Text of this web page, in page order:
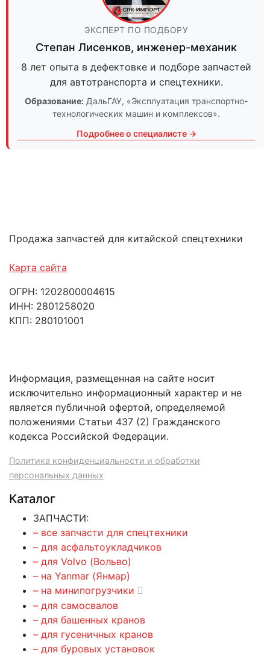
ЭКСПЕРТ ПО ПОДБОРУ
Степан Лисенков, инженер-механик
8 лет опыта в дефектовке и подборе запчастей
для автотранспорта и спецтехники.
Образование: ДальГАУ, «Эксплуатация транспортно-
технологических машин и комплексов».
Подробнее о специалисте →
Продажа запчастей для китайской спецтехники
Карта сайта
ОГРН: 1202800004615
ИНН: 2801258020
КПП: 280101001
Информация, размещенная на сайте носит
исключительно информационный характер и не
является публичной офертой, определяемой
положениями Статьи 437 (2) Гражданского
кодекса Российской Федерации.
Политика конфиденциальности и обработки
персональных данных
Каталог
ЗАПЧАСТИ:
– все запчасти для спецтехники
– для асфальтоукладчиков
– для Volvo (Вольво)
– на Yanmar (Янмар)
– на минипогрузчики
– для самосвалов
– для башенных кранов
– для гусеничных кранов
– для буровых установок